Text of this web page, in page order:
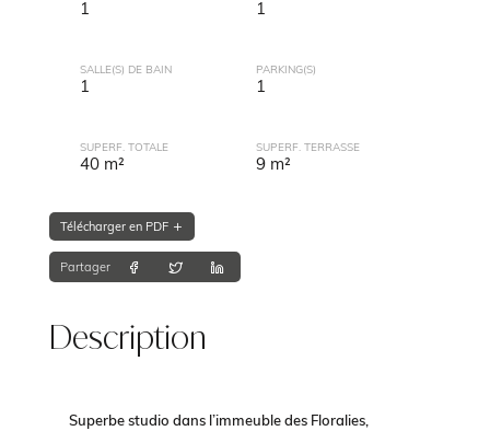
1 1
SALLE(S) DE BAIN
1
PARKING(S)
1
SUPERF. TOTALE
40 m²
SUPERF. TERRASSE
9 m²
Télécharger en PDF
Partager
Description
Superbe studio dans l’immeuble des Floralies,